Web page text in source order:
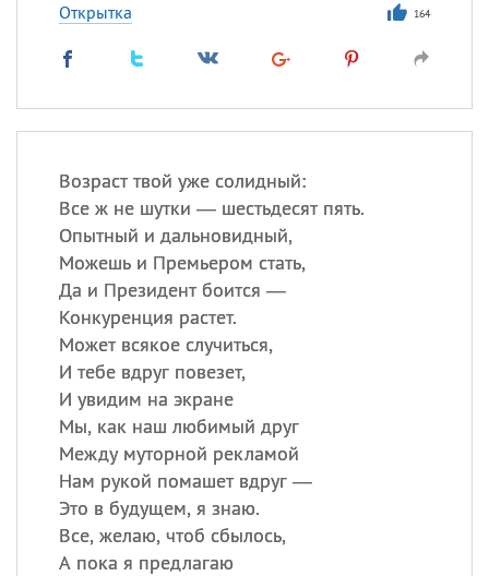
Открытка 164
Возраст твой уже солидный:
Все ж не шутки — шестьдесят пять.
Опытный и дальновидный,
Можешь и Премьером стать,
Да и Президент боится —
Конкуренция растет.
Может всякое случиться,
И тебе вдруг повезет,
И увидим на экране
Мы, как наш любимый друг
Между муторной рекламой
Нам рукой помашет вдруг —
Это в будущем, я знаю.
Все, желаю, чтоб сбылось,
А пока я предлагаю